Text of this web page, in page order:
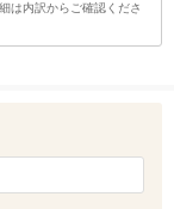
は内訳からご確認くださ